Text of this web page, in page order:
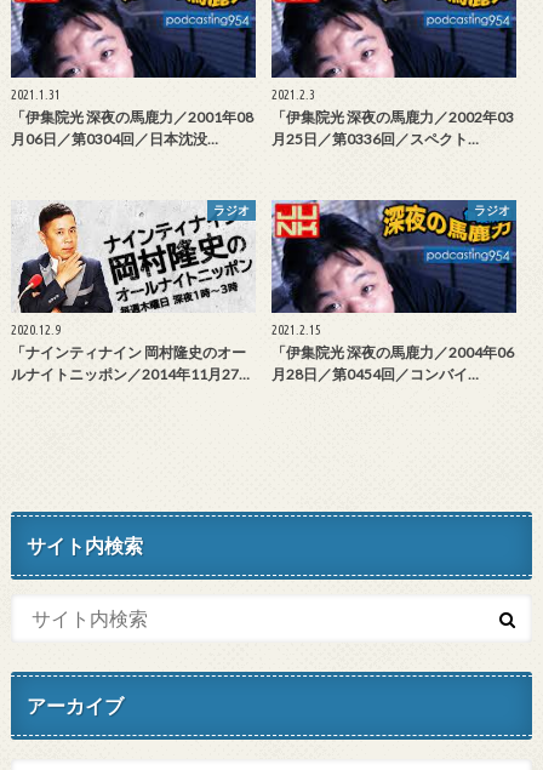
2021.1.31
「伊集院光 深夜の馬鹿力／2001年08
月06日／第0304回／日本沈没…
2021.2.3
「伊集院光 深夜の馬鹿力／2002年03
月25日／第0336回／スペクト…
ラジオ
2020.12.9
「ナインティナイン 岡村隆史のオー
ルナイトニッポン／2014年11月27…
ラジオ
2021.2.15
「伊集院光 深夜の馬鹿力／2004年06
月28日／第0454回／コンバイ…
サイト内検索
アーカイブ